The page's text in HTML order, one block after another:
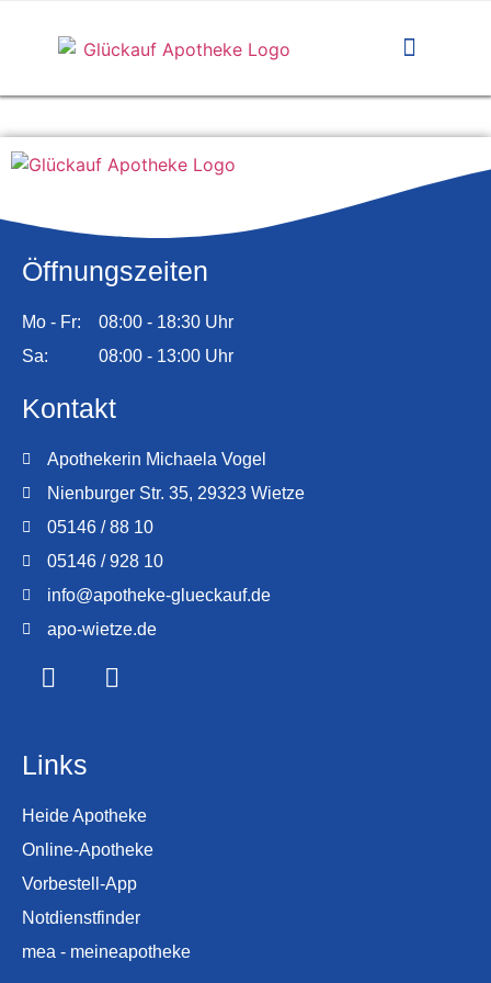
Öffnungszeiten
Mo - Fr:
Sa:
08:00 - 18:30 Uhr
08:00 - 13:00 Uhr
Kontakt
Apothekerin Michaela Vogel
Nienburger Str. 35, 29323 Wietze
05146 / 88 10
05146 / 928 10
info@apotheke-glueckauf.de
apo-wietze.de
Links
Heide Apotheke
Online-Apotheke
Vorbestell-App
Notdienstfinder
mea - meineapotheke